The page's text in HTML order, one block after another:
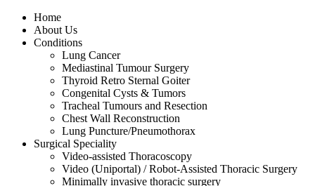
Home
About Us
Conditions
Lung Cancer
Mediastinal Tumour Surgery
Thyroid Retro Sternal Goiter
Congenital Cysts & Tumors
Tracheal Tumours and Resection
Chest Wall Reconstruction
Lung Puncture/Pneumothorax
Surgical Speciality
Video-assisted Thoracoscopy
Video (Uniportal) / Robot-Assisted Thoracic Surgery
Minimally invasive thoracic surgery